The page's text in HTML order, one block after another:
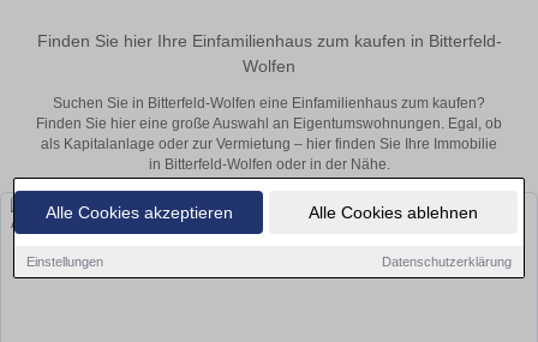
Alle Cookies akzeptieren Alle Cookies ablehnen
Einstellungen Datenschutzerklärung
Finden Sie hier Ihre Einfamilienhaus zum kaufen in Bitterfeld-
Wolfen
Suchen Sie in Bitterfeld-Wolfen eine Einfamilienhaus zum kaufen?
Finden Sie hier eine große Auswahl an Eigentumswohnungen. Egal, ob
als Kapitalanlage oder zur Vermietung – hier finden Sie Ihre Immobilie
in Bitterfeld-Wolfen oder in der Nähe.